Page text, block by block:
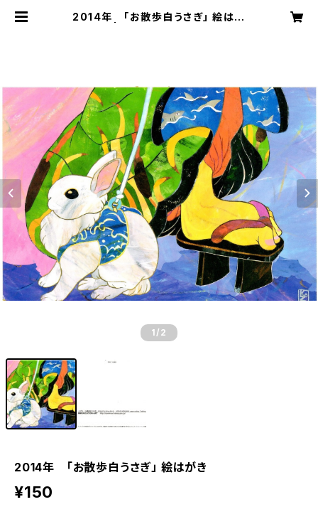
2014年 「お散歩白うさぎ」 絵はが
1 /2
2014年 「お散歩白うさぎ」 絵はがき
¥150